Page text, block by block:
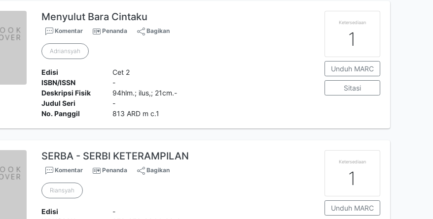
Menyulut Bara Cintaku
Komentar Penanda Bagikan
Adriansyah
Edisi
Cet 2
ISBN/ISSN
-
Deskripsi Fisik
94hlm.; ilus,; 21cm.-
Judul Seri
-
No. Panggil
813 ARD m c.1
Ketersediaan
1
Unduh MARC
Sitasi
SERBA - SERBI KETERAMPILAN
Komentar Penanda Bagikan
Riansyah
Edisi
-
Ketersediaan
1
Unduh MARC